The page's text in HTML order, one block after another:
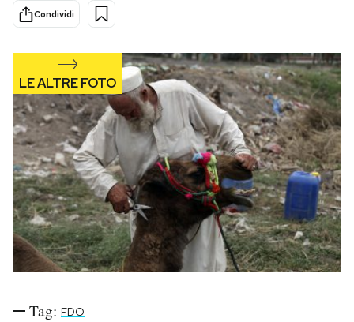
Tecnologia
Scienza
Cultura
Economia
Sport
Media
Europa
Altrecose
Mondiali calcio 2026
PODCAST
NEWSLETTER
Condividi
Tag: FDO